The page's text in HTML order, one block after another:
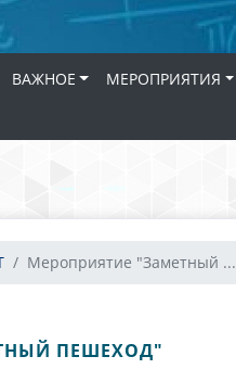
ВАЖНОЕ МЕРОПРИЯТИЯ
Мероприятие "Заметный ...
ПЕШЕХОД"